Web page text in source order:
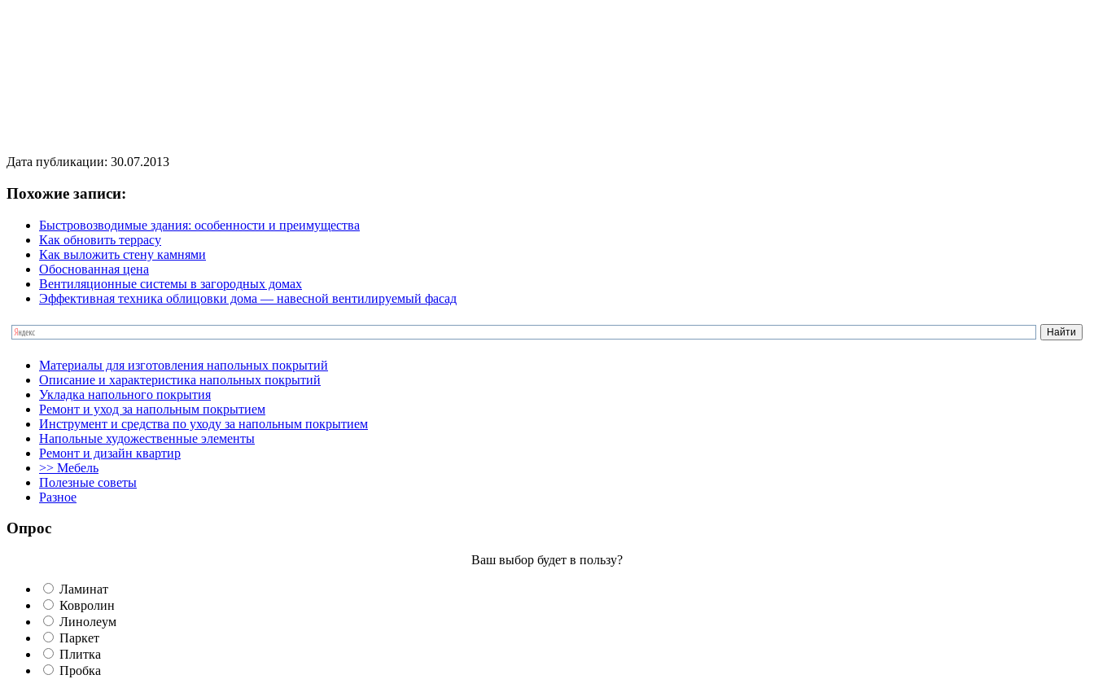
Дата публикации: 30.07.2013
Похожие записи:
Быстровозводимые здания: особенности и преимущества
Как обновить террасу
Как выложить стену камнями
Обоснованная цена
Вентиляционные системы в загородных домах
Эффективная техника облицовки дома — навесной вентилируемый фасад
Материалы для изготовления напольных покрытий
Описание и характеристика напольных покрытий
Укладка напольного покрытия
Ремонт и уход за напольным покрытием
Инструмент и средства по уходу за напольным покрытием
Напольные художественные элементы
Ремонт и дизайн квартир
>> Мебель
Полезные советы
Разное
Опрос
Ваш выбор будет в пользу?
Ламинат
Ковролин
Линолеум
Паркет
Плитка
Пробка